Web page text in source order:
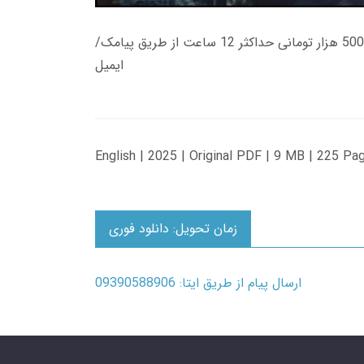
زمان تحویل کتاب های 600 هزار تومانی دانلود فوری از حساب کاربری می باشد، و زمان تحویل لینک دانلود کتاب های 500 هزار تومانی حداکثر 12 ساعت از طریق پیامک/
ایمیل
English | 2025 | Original PDF | 9 MB | 225
زمان تحویل: دانلود فوری
ارسال پیام از طریق ایتا: 09390588906